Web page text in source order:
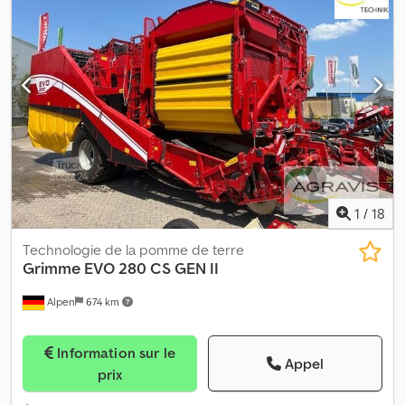
tamisage, diviseur : 35 mm, arbre de nettoyage avec plaques en
caoutchouc, unité d’arrachage à réglage hydraulique en hauteur,
2e bande de tamisage, diviseur : 35 mm, 3e bande de tamisage,
diviseur : 35 mm, séparateur Multi-Sep avec rouleaux segmentés,
comprenant 2 unités d’arrachage, rouleaux à terre, bande
élévatrice pour fines herbes, pilote automatique via 2 leviers de
remorquage, protection contre les pierres, châssis à chenilles,
pack confort, pack vidéo (5 caméras supplémentaires), éclairage
supplémentaire. Vitesse : 20 km/h, environ 4 810 heures, 3 840 ha.
1 / 18
Alpen 674 km
Technologie de la pomme de terre
Grimme EVO 280 CS GEN II
prix
Appel